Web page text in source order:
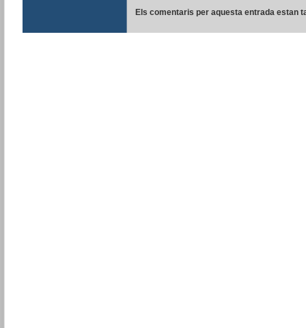
Els comentaris per aquesta entrada estan